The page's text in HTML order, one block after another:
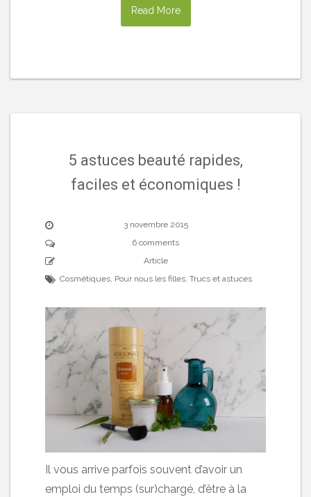
Read More
5 astuces beauté rapides,
faciles et économiques !
3 novembre 2015
6 comments
Article
Cosmétiques, Pour nous les filles, Trucs et astuces
Il vous arrive parfois souvent d’avoir un
emploi du temps (sur)chargé, d’être à la